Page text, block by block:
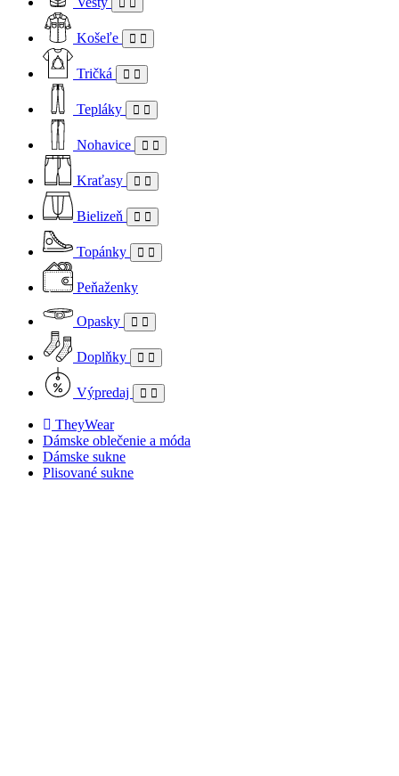
Košeľe
Tričká
Tepláky
Nohavice
Kraťasy
Bielizeň
Topánky
Peňaženky
Opasky
Doplňky
Výpredaj
TheyWear
Dámske oblečenie a móda
Dámske sukne
Plisované sukne